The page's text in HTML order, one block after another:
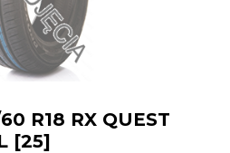
R18 RX QUEST
[25]